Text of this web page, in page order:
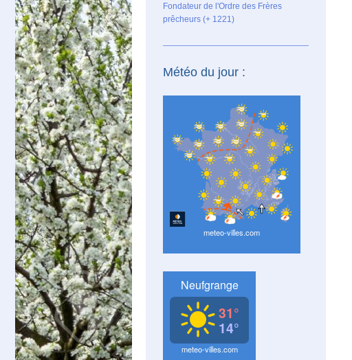
Fondateur de l'Ordre des Frères
prêcheurs (+ 1221)
Météo du jour :